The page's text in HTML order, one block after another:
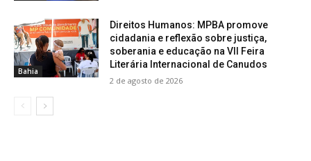
Bahia
Direitos Humanos: MPBA promove
cidadania e reflexão sobre justiça,
soberania e educação na VII Feira
Literária Internacional de Canudos
2 de agosto de 2026